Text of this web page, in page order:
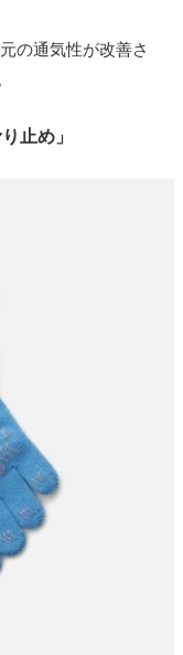
の通気性が改善さ
止め」